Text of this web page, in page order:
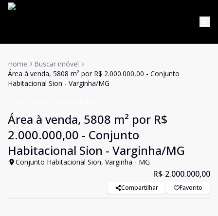
Home
Buscar imóvel
Área à venda, 5808 m² por R$ 2.000.000,00 - Conjunto
Habitacional Sion - Varginha/MG
Área à venda, 5808 m² por R$
2.000.000,00 - Conjunto
Habitacional Sion - Varginha/MG
Conjunto Habitacional Sion, Varginha - MG
R$ 2.000.000,00
Compartilhar Favorito